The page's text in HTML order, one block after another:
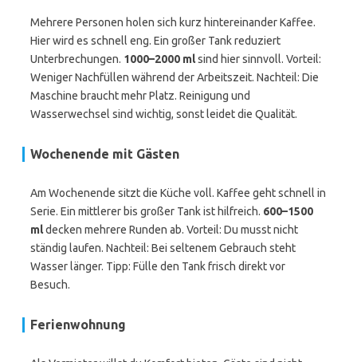
Mehrere Personen holen sich kurz hintereinander Kaffee.
Hier wird es schnell eng. Ein großer Tank reduziert
Unterbrechungen. 1000–2000 mlsind hier sinnvoll. Vorteil:
Weniger Nachfüllen während der Arbeitszeit. Nachteil: Die
Maschine braucht mehr Platz. Reinigung und
Wasserwechsel sind wichtig, sonst leidet die Qualität.
Wochenende mit Gästen
Am Wochenende sitzt die Küche voll. Kaffee geht schnell in
Serie. Ein mittlerer bis großer Tank ist hilfreich. 600–1500
mldecken mehrere Runden ab. Vorteil: Du musst nicht
ständig laufen. Nachteil: Bei seltenem Gebrauch steht
Wasser länger. Tipp: Fülle den Tank frisch direkt vor
Besuch.
Ferienwohnung